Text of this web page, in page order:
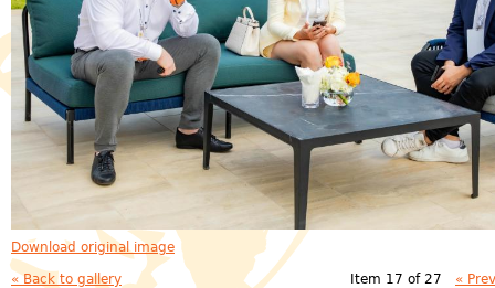
Download original image
« Back to gallery Item 17 of 27 «